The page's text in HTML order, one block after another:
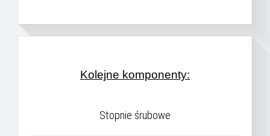
Kolejne komponenty:
Stopnie śrubowe